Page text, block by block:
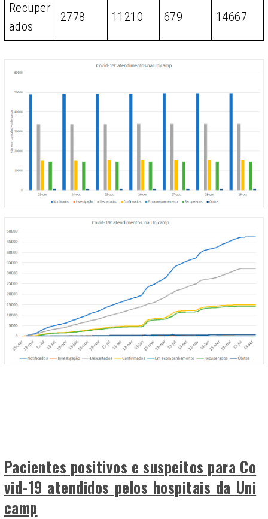
Recuper
ados
2778 11210 679 14667
Pacientes positivos e suspeitos para Co
vid-19 atendidos pelos hospitais da Uni
camp